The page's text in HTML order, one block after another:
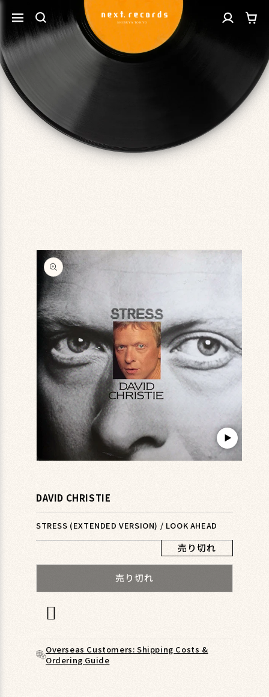
ンツに
進む
グ
イ
ー
商品情
報にス
キップ
ル
で
メ
(1)
開
▶︎
DAVID CHRISTIE
STRESS (EXTENDED VERSION) / LOOK AHEAD
売り切れ
売り切れ
Overseas Customers: Shipping Costs &
Ordering Guide